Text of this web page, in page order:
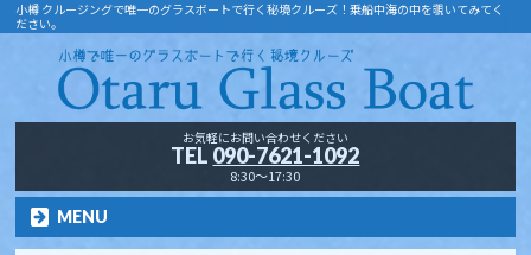
小樽 クルージングで唯一のグラスボートで行く秘境クルーズ！乗船中海の中を覗いてみてく
ださい。
お気軽にお問い合わせください
TEL 090-7621-1092
8:30～17:30
MENU